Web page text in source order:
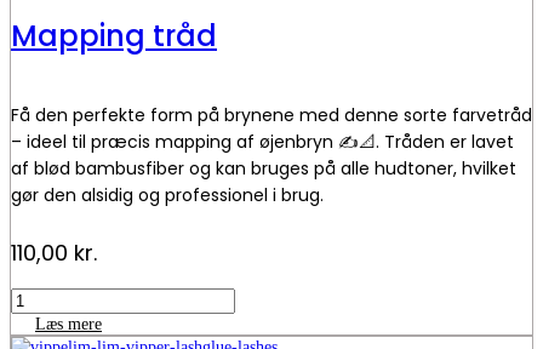
Thuya
antal
Mapping tråd
Få den perfekte form på brynene med denne sorte farvetråd
– ideel til præcis mapping af øjenbryn ✍️📐. Tråden er lavet
af blød bambusfiber og kan bruges på alle hudtoner, hvilket
gør den alsidig og professionel i brug.
110,00 kr.
Mapping
tråd
antal
Læs mere